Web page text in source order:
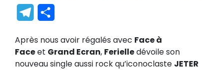
Link
Telegram
Après nous avoir régalés avec Face à
Faceet Grand Ecran, Ferielledévoile son
nouveau single aussi rock qu’iconoclaste JETER